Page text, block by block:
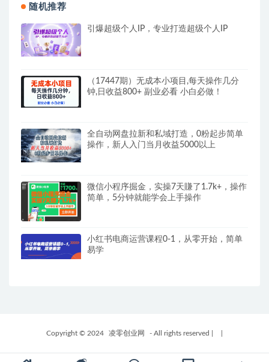
随机推荐
引爆超级个人IP，专业打造超级个人IP
（17447期）无成本小项目,每天操作几分
钟,日收益800+ 副业必看 小白必做！
全自动网盘拉新和私域打造，0粉起步简单
操作，新人入门当月收益5000以上
微信小程序掘金，实操7天賺了1.7k+，操作
简单，5分钟就能学会上手操作
小红书电商运营课程0-1，从零开始，简单
易学
Copyright © 2024 凌零创业网 - All rights reserved